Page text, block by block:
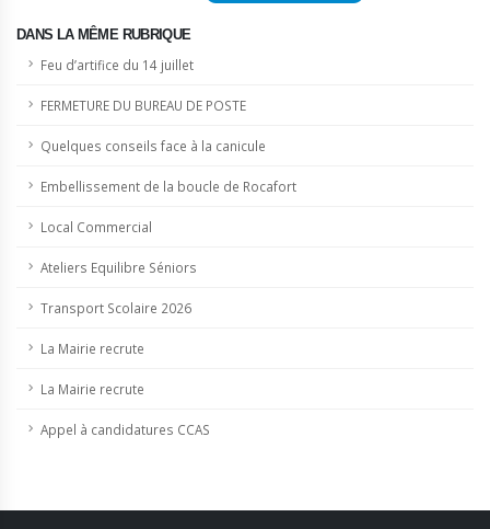
DANS LA MÊME RUBRIQUE
Feu d’artifice du 14 juillet
FERMETURE DU BUREAU DE POSTE
Quelques conseils face à la canicule
Embellissement de la boucle de Rocafort
Local Commercial
Ateliers Equilibre Séniors
Transport Scolaire 2026
La Mairie recrute
La Mairie recrute
Appel à candidatures CCAS